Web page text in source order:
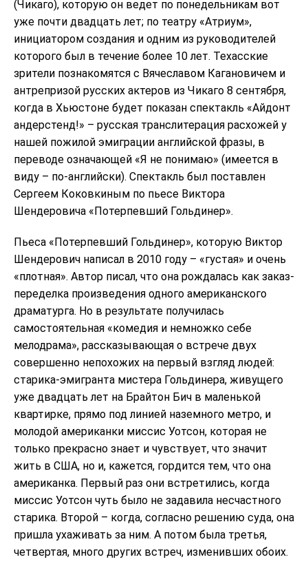
(Чикаго), которую он ведет по понедельникам вот
уже почти двадцать лет; по театру «Атриум»,
инициатором создания и одним из руководителей
которого был в течение более 10 лет. Техасские
зрители познакомятся с Вячеславом Кагановичем и
антрепризой русских актеров из Чикаго 8 сентября,
когда в Хьюстоне будет показан спектакль «Айдонт
андерстенд!» – русская транслитерация расхожей у
нашей пожилой эмиграции английской фразы, в
переводе означающей «Я не понимаю» (имеется в
виду – по-английски). Спектакль был поставлен
Сергеем Коковкиным по пьесе Виктора
Шендеровича «Потерпевший Гольдинер».
Пьеса «Потерпевший Гольдинер», которую Виктор
Шендерович написал в 2010 году – «густая» и очень
«плотная». Автор писал, что она рождалась как заказ-
переделка произведения одного американского
драматурга. Но в результате получилась
самостоятельная «комедия и немножко себе
мелодрама», рассказывающая о встрече двух
совершенно непохожих на первый взгляд людей:
старика-эмигранта мистера Гольдинера, живущего
уже двадцать лет на Брайтон Бич в маленькой
квартирке, прямо под линией наземного метро, и
молодой американки миссис Уотсон, которая не
только прекрасно знает и чувствует, что значит
жить в США, но и, кажется, гордится тем, что она
американка. Первый раз они встретились, когда
миссис Уотсон чуть было не задавила несчастного
старика. Второй – когда, согласно решению суда, она
пришла ухаживать за ним. А потом была третья,
четвертая, много других встреч, изменивших обоих.